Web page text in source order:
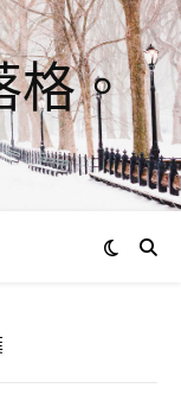
格。